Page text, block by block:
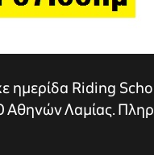
Riding
Λαμίας.